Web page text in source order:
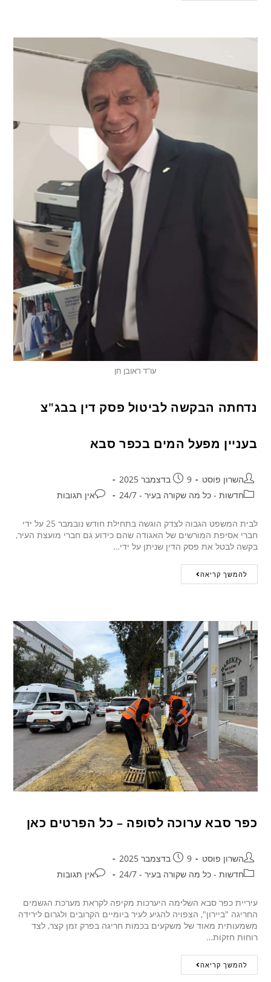
עו"ד ראובן חן
נדחתה הבקשה לביטול פסק דין בבג"צ
בעניין מפעל המים בכפר סבא
השרון פוסט
9 בדצמבר 2025
חדשות - כל מה שקורה בעיר - 24/7
אין תגובות
לבית המשפט הגבוה לצדק הוגשה בתחילת חודש נובמבר 25 על ידי
חברי אסיפת המורשים של האגודה שהם כידוע גם חברי מועצת העיר,
בקשה לבטל את פסק הדין שניתן על ידי…
להמשך קריאה
כפר סבא ערוכה לסופה – כל הפרטים כאן
השרון פוסט
9 בדצמבר 2025
חדשות - כל מה שקורה בעיר - 24/7
אין תגובות
עיריית כפר סבא השלימה היערכות מקיפה לקראת מערכת הגשמים
החריגה "ביירון", הצפויה להגיע לעיר ביומיים הקרובים ולגרום לירידה
משמעותית מאוד של משקעים בכמות חריגה בפרק זמן קצר, לצד
רוחות חזקות…
להמשך קריאה